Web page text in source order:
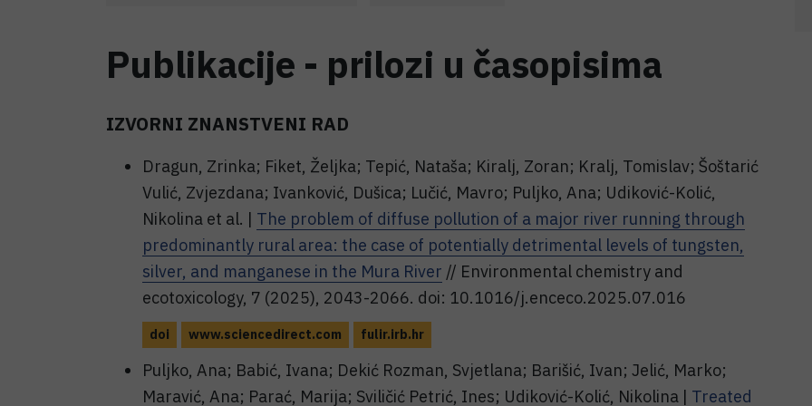
Publikacije - prilozi u časopisima
IZVORNI ZNANSTVENI RAD
Dragun, Zrinka; Fiket, Željka; Tepić, Nataša; Kiralj, Zoran; Kralj, Tomislav; Šoštarić
Vulić, Zvjezdana; Ivanković, Dušica; Lučić, Mavro; Puljko, Ana; Udiković-Kolić,
Nikolina et al. | The problem of diffuse pollution of a major river running through
predominantly rural area: the case of potentially detrimental levels of tungsten,
silver, and manganese in the Mura River // Environmental chemistry and
ecotoxicology, 7 (2025), 2043-2066. doi: 10.1016/j.enceco.2025.07.016
doi www.sciencedirect.com fulir.irb.hr
Puljko, Ana; Babić, Ivana; Dekić Rozman, Svjetlana; Barišić, Ivan; Jelić, Marko;
Maravić, Ana; Parać, Marija; Sviličić Petrić, Ines; Udiković-Kolić, Nikolina | Treated